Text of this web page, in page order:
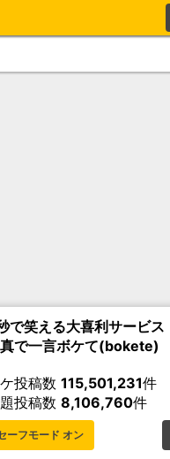
で笑える大喜利サービス
で一言ボケて(bokete)
投稿数 115,501,231件
投稿数 8,106,760件
ーフモード オン